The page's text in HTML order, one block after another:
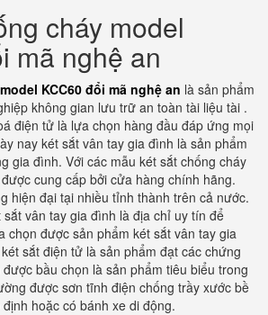
cháy model
mã nghệ an
KCC60 đổi mã nghệ an là sản phẩm
không gian lưu trữ an toàn tài liệu tài .
điện tử là lựa chọn hàng đầu đáp ứng mọi
nay két sắt vân tay gia đình là sản phẩm
gia đình. Với các mẫu két sắt chống cháy
cung cấp bởi cửa hàng chính hãng.
hiện đại tại nhiều tỉnh thành trên cả nước.
vân tay gia đình là địa chỉ uy tín để
chọn được sản phẩm két sắt vân tay gia
sắt điện tử là sản phẩm đạt các chứng
bầu chọn là sản phẩm tiêu biểu trong
được sơn tĩnh điện chống trầy xước bề
hoặc có bánh xe di động.